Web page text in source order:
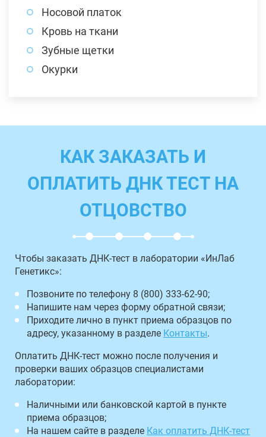
Носовой платок
Кровь на ткани
Зубные щетки
Окурки
КАК ЗАКАЗАТЬ И
ОПЛАТИТЬ ДНК ТЕСТ НА
ОТЦОВСТВО
Чтобы заказать ДНК-тест в лаборатории «ИнЛаб
Генетикс»:
Позвоните по телефону 8 (800) 333-62-90;
Напишите нам через форму обратной связи;
Приходите лично в пункт приема образцов по
адресу, указанному в разделе Контакты.
Оплатить ДНК-тест можно после получения и
проверки ваших образцов специалистами
лаборатории:
Наличными или банковской картой в пункте
приема образцов;
На нашем сайте в разделе Как оплатить ДНК-тест